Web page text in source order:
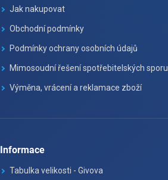
Jak nakupovat
Obchodní podmínky
Podmínky ochrany osobních údajů
Mimosoudní řešení spotřebitelských sporu
Výměna, vrácení a reklamace zboží
Informace
Tabulka velikosti - Givova